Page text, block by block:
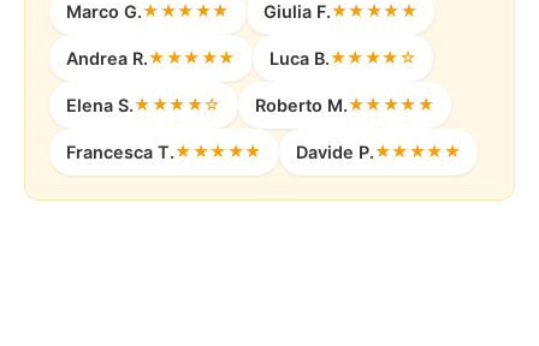
Marco G.★★★★★ Giulia F.★★★★★
Andrea R.★★★★★ Luca B.★★★★☆
Elena S.★★★★☆ Roberto M.★★★★★
Francesca T.★★★★★ Davide P.★★★★★